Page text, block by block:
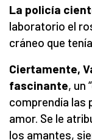
La policía
laboratorio el
cráneo que
Ciertamente,
fascinante, un
comprendía las
amor. Se le
los amantes,